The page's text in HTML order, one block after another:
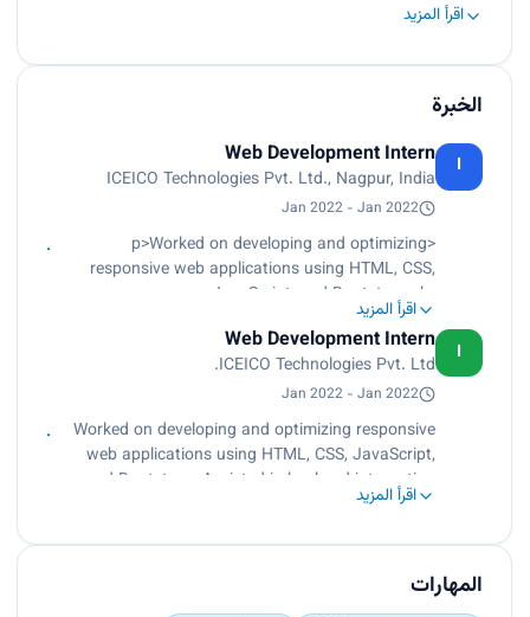
اقرأ المزيد
الخبرة
I
Web Development Intern
ICEICO Technologies Pvt. Ltd., Nagpur, India
Jan 2022 - Jan 2022
<p>Worked on developing and optimizing
responsive web applications using HTML, CSS,
JavaScript, and Bootstrap.<br>
Assisted in backend integration and debugging
while collaborating with the development team to
deliver project modules efficiently and gain
hands-on full-stack development experience.</p>
اقرأ المزيد
I
Web Development Intern
ICEICO Technologies Pvt. Ltd.
Jan 2022 - Jan 2022
Worked on developing and optimizing responsive
web applications using HTML, CSS, JavaScript,
and Bootstrap. Assisted in backend integration
and debugging while collaborating with the
development experience.
اقرأ المزيد
المهارات